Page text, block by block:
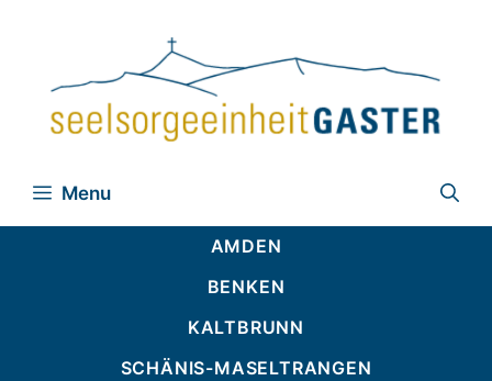
Menu
AMDEN
BENKEN
KALTBRUNN
SCHÄNIS-MASELTRANGEN